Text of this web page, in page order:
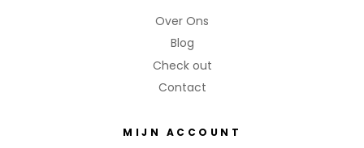
Over Ons
Blog
Check out
Contact
MIJN ACCOUNT